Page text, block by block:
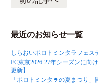
最近のお知らせ一覧
しらおいポロトミンタラフェス
FC東京2026-27年シーズンに向
更新】
「ポロトミンタㇻの夏まつり」